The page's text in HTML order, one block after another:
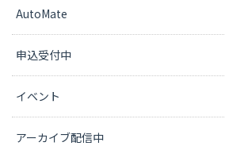
AutoMate
申込受付中
イベント
アーカイブ配信中